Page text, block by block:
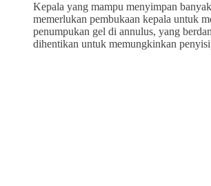
Kepala yang mampu menyimpan
memerlukan pembukaan kepala untuk
penumpukan gel di annulus, yang
dihentikan untuk memungkinkan